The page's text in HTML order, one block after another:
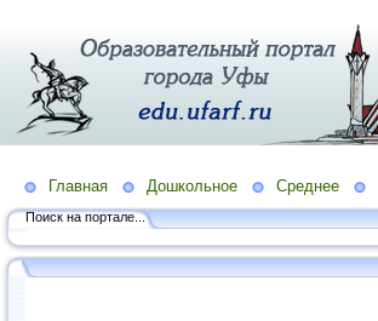
Главная Дошкольное Среднее
Поиск на портале...